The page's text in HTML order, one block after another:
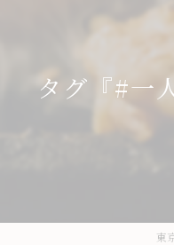
タグ『#一
東